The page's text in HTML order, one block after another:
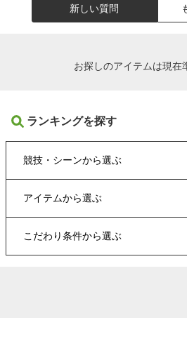
新しい質問
お探しのアイテムは現在
ランキングを探す
競技・シーンから選ぶ
アイテムから選ぶ
こだわり条件から選ぶ